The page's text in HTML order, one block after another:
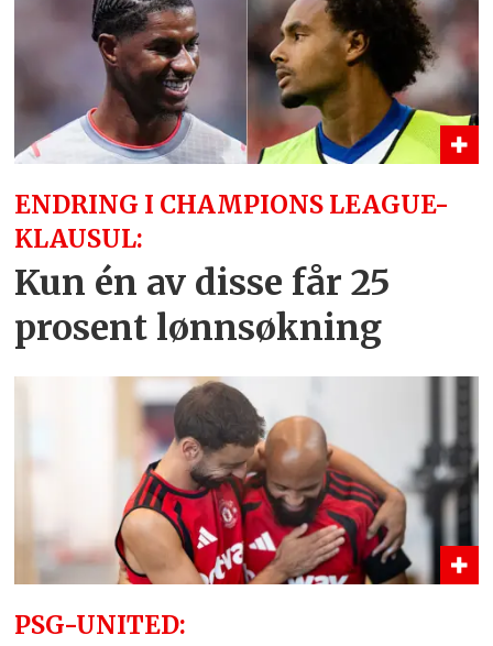
ENDRING I CHAMPIONS LEAGUE-
KLAUSUL:
Kun én av disse får 25
prosent lønnsøkning
PSG-UNITED: